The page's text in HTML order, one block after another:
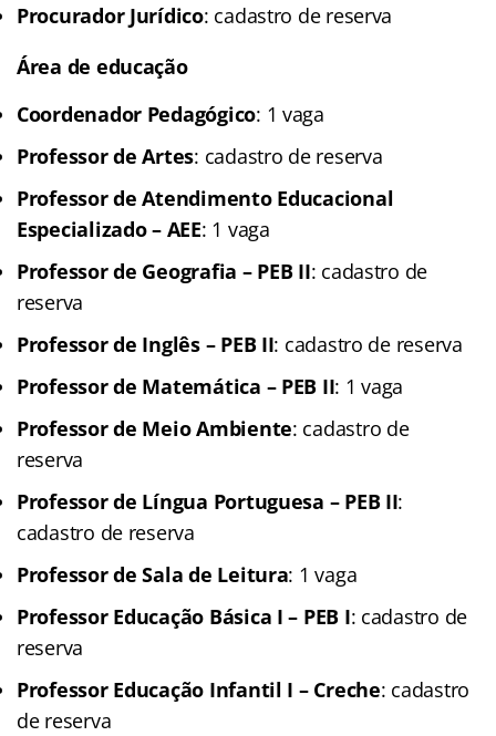
Procurador Jurídico: cadastro de reserva
Área de educação
Coordenador Pedagógico: 1 vaga
Professor de Artes: cadastro de reserva
Professor de Atendimento Educacional
Especializado – AEE: 1 vaga
Professor de Geografia – PEB II: cadastro de
reserva
Professor de Inglês – PEB II: cadastro de reserva
Professor de Matemática – PEB II: 1 vaga
Professor de Meio Ambiente: cadastro de
reserva
Professor de Língua Portuguesa – PEB II:
cadastro de reserva
Professor de Sala de Leitura: 1 vaga
Professor Educação Básica I – PEB I: cadastro de
reserva
Professor Educação Infantil I – Creche: cadastro
de reserva